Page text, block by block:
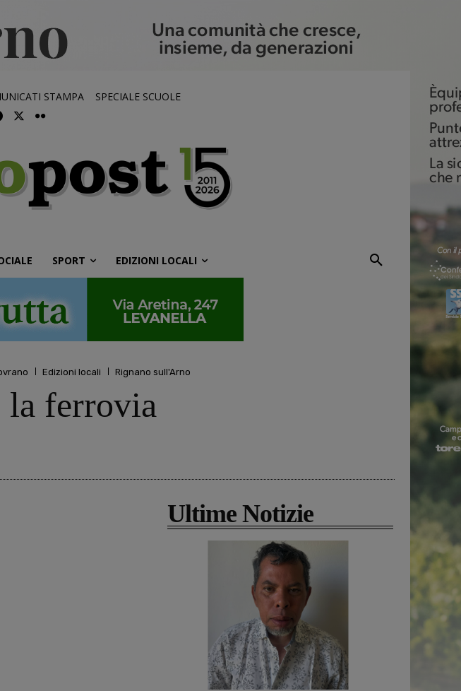
STAMPA SPECIALE SCUOLE
SPORT EDIZIONI LOCALI
Edizioni locali Rignano sull'Arno
la ferrovia
Ultime Notizie